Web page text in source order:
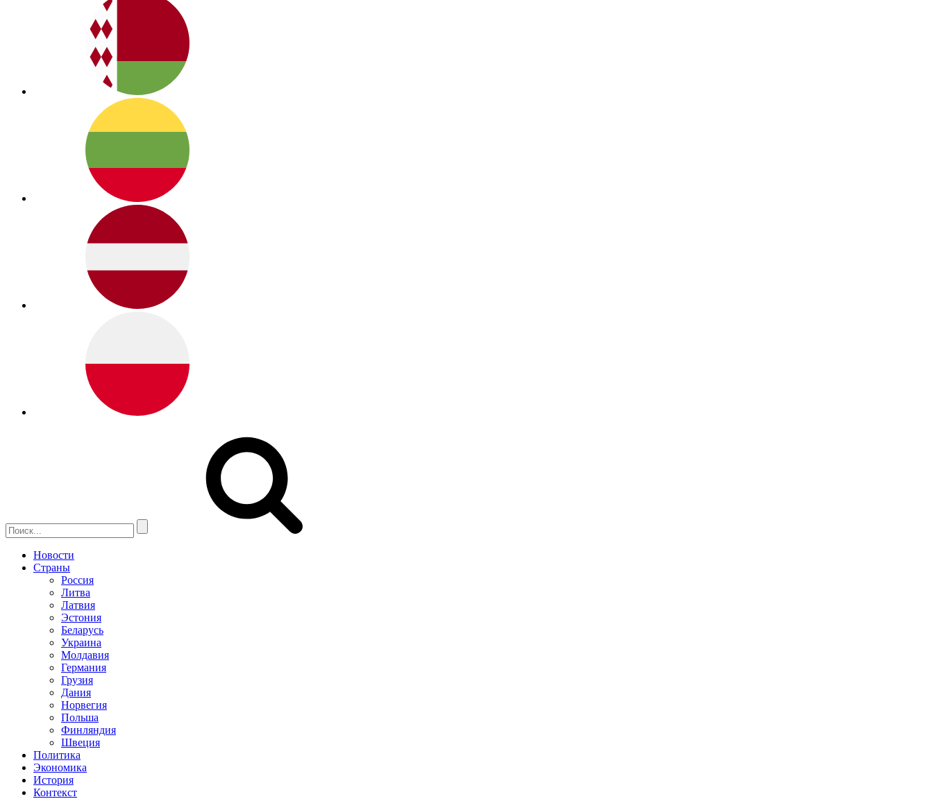
Новости
Страны
Россия
Литва
Латвия
Эстония
Беларусь
Украина
Молдавия
Германия
Грузия
Дания
Норвегия
Польша
Финляндия
Швеция
Политика
Экономика
История
Контекст